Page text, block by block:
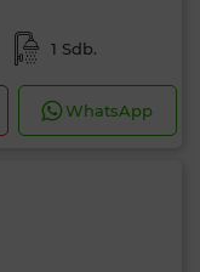
1 Sdb.
WhatsApp